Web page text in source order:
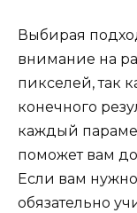
Выбирая
внимание на
пикселей, так
конечного
каждый
поможет вам
Если вам
обязательно